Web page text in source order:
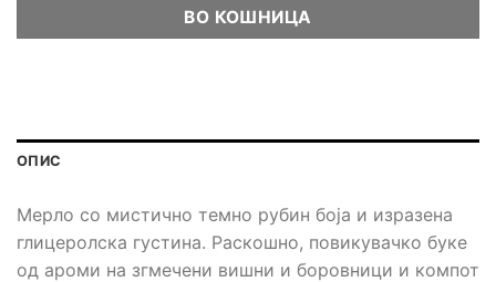
ВО КОШНИЦА
ОПИС
Мерло со мистично темно рубин боја и изразена
глицеролска густина. Раскошно, повикувачко буке
од ароми на згмечени вишни и боровници и компот